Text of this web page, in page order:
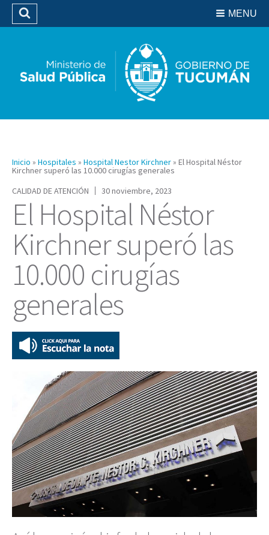
Biblioteca
MENU
Buscar
Inicio » Hospitales » Hospital Nestor Kirchner» El Hospital Néstor
Kirchner superó las 10.000 cirugías generales
CALIDAD DE ATENCIÓN
30 noviembre, 2023
El Hospital Néstor
Kirchner superó las
10.000 cirugías
generales